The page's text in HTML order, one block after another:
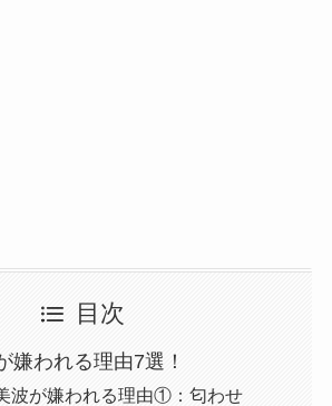
目次
嫌われる理由7選！
波が嫌われる理由①：匂わせ